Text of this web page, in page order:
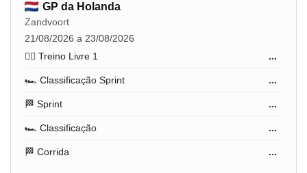
GP da Holanda
Zandvoort
21/08/2026 a 23/08/2026
🏋️‍♂️ Treino Livre 1
...
🏎️ Classificação Sprint ...
🏁 Sprint ...
🏎️ Classificação ...
🏁 Corrida ...